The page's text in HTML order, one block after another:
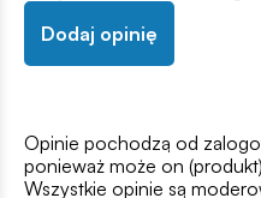
Dodaj opinię
Opinie pochodzą od
ponieważ może on
Wszystkie opinie są